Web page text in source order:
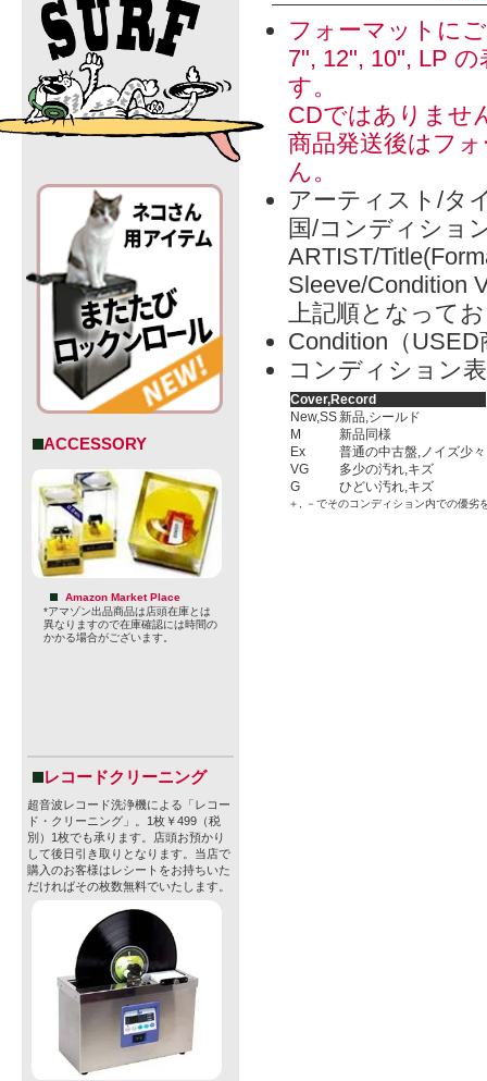
ACCESSORY
Amazon Market Place
*アマゾン出品商品は店頭在庫とは
異なりますので在庫確認には時間の
かかる場合がございます。
レコードクリーニング
超音波レコード洗浄機による「レコー
ド・クリーニング」。1枚￥499（税
別）1枚でも承ります。店頭お預かり
して後日引き取りとなります。当店で
購入のお客様はレシートをお持ちいた
だければその枚数無料でいたします。
フォーマットに
7", 12", 10", LP
す。
CDではありませ
商品発送後はフ
ん。
アーティスト/タ
国/コンディショ
ARTIST/
Sleeve/Condition
上記順となって
Condition（
コンディション
Cover,Record
New,SS新品,シールド
M
新品同様
Ex
普通の中古盤,ノイズ少々
VG
多少の汚れ,キズ
G
ひどい汚れ,キズ
＋, －でそのコンディション内での優劣